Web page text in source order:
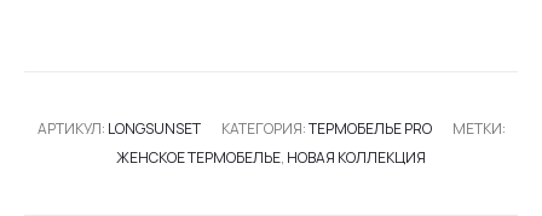
АРТИКУЛ: LONGSUNSET КАТЕГОРИЯ:ТЕРМОБЕЛЬЕ PRO
МЕТКИ:
ЖЕНСКОЕ ТЕРМОБЕЛЬЕ, НОВАЯ КОЛЛЕКЦИЯ